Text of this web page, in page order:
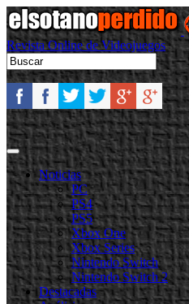
Revista Online de Videojuegos
Noticias
PC
PS4
PS5
Xbox One
Xbox Series
Nintendo Switch
Nintendo Switch 2
Destacadas